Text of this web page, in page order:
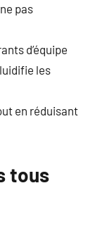
pas
d’équipe
les
en réduisant
tous